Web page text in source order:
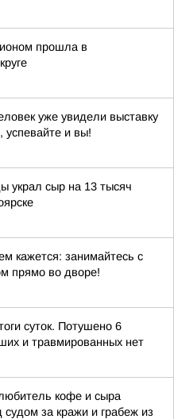
прошла в
уже увидели выставку
и вы!
украл сыр на 13 тысяч
кажется: занимайтесь с
прямо во дворе!
суток. Потушено 6
и травмированных нет
кофе и сыра
судом за кражи и грабеж из